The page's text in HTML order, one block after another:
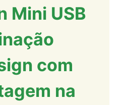
Mini USB
com
na